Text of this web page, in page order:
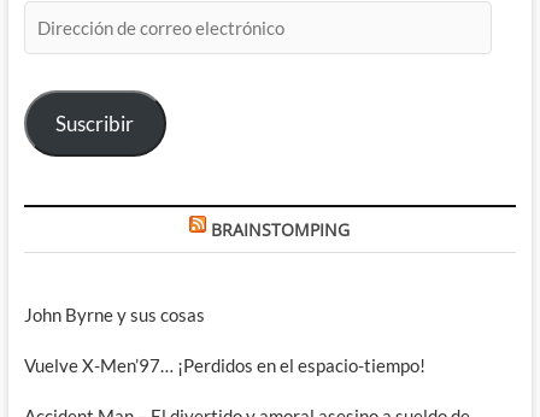
de
electrónico
Suscribir
BRAINSTOMPING
John Byrne y sus cosas
Vuelve X-Men’97… ¡Perdidos en el espacio-tiempo!